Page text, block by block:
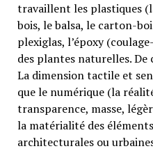
travaillent les plastiques
bois, le balsa, le carton-
plexiglas, l’époxy
des plantes naturelles.
La dimension tactile et
que le numérique (la
transparence, masse,
la matérialité des
architecturales ou